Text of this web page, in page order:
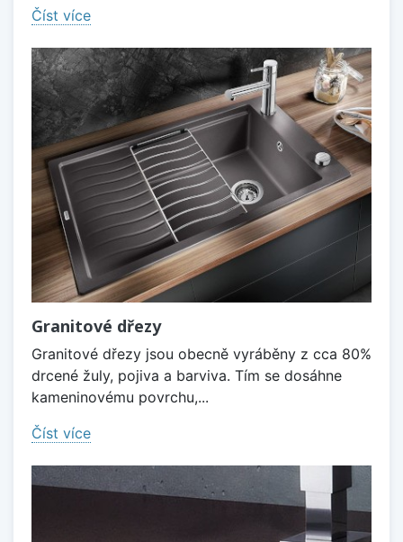
Číst více
Granitové dřezy
Granitové dřezy jsou obecně vyráběny z cca 80%
drcené žuly, pojiva a barviva. Tím se dosáhne
kameninovému povrchu,...
Číst více